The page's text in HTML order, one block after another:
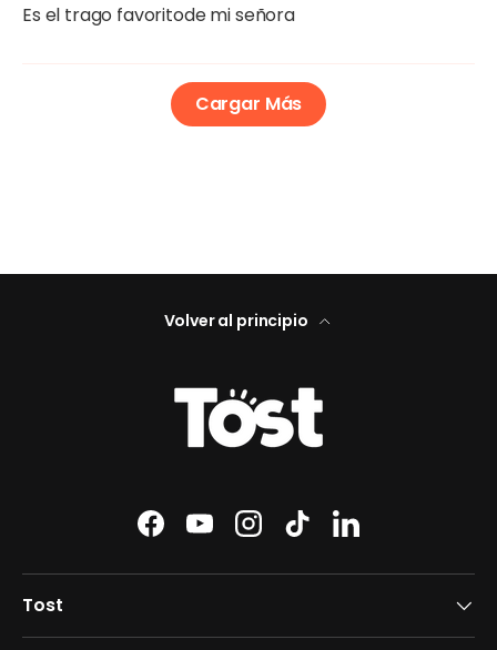
Es el trago favoritode mi señora
Cargar Más
Volver al principio
Facebook
YouTubeInstagram
TikTokLinkedIn
Tost